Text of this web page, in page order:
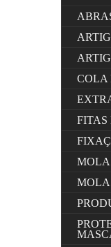
COLA
FITAS